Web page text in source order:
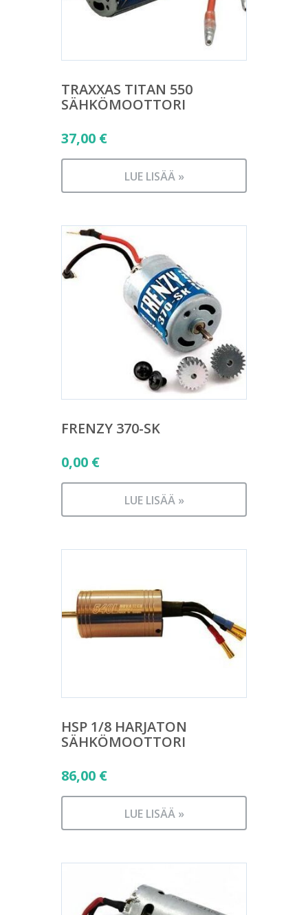
TRAXXAS TITAN 550
SÄHKÖMOOTTORI
37,00 €
LUE LISÄÄ »
FRENZY 370-SK
0,00 €
LUE LISÄÄ »
HSP 1/8 HARJATON
SÄHKÖMOOTTORI
86,00 €
LUE LISÄÄ »